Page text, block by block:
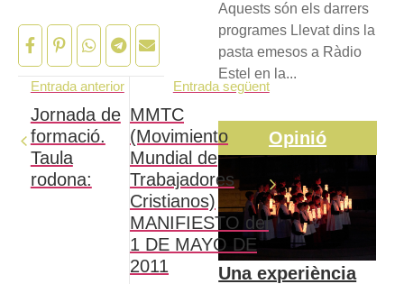
Entrada anterior
Jornada de
formació.
Taula
rodona:
Entrada següent
MMTC
(Movimiento
Mundial de
Trabajadores
Cristianos)
MANIFIESTO del
1 DE MAYO DE
2011
Aquests són els darrers
programes Llevat dins la
pasta emesos a Ràdio
Estel en la...
Opinió
Una experiència